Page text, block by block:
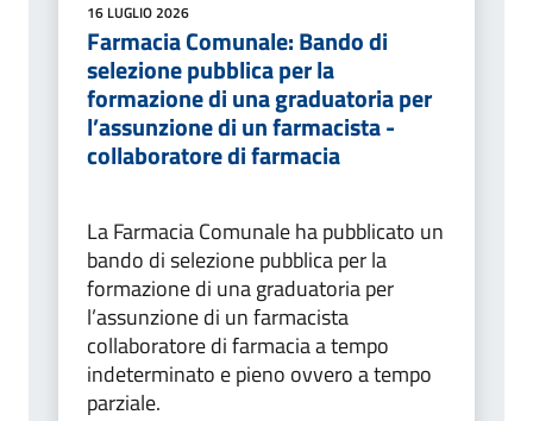
16 LUGLIO 2026
Farmacia Comunale: Bando di
selezione pubblica per la
formazione di una graduatoria per
l’assunzione di un farmacista -
collaboratore di farmacia
La Farmacia Comunale ha pubblicato un
bando di selezione pubblica per la
formazione di una graduatoria per
l’assunzione di un farmacista
collaboratore di farmacia a tempo
indeterminato e pieno ovvero a tempo
parziale.